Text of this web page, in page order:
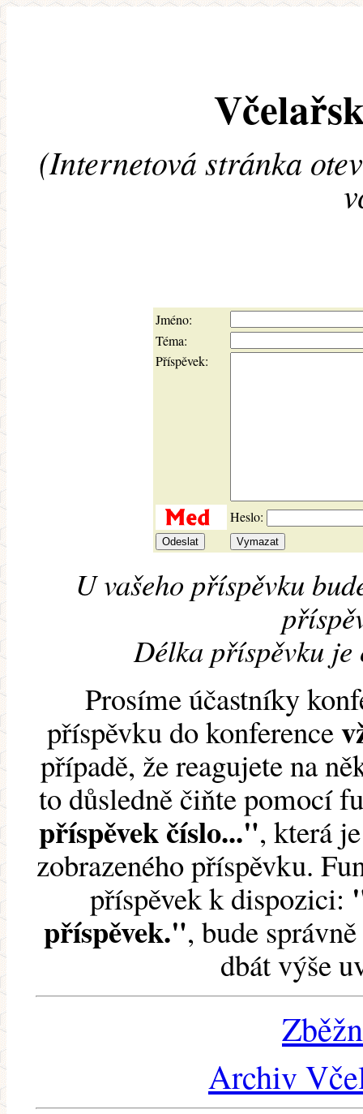
(Internetová stránka
Jméno:
Téma:
Příspěvek:
Heslo:
U vašeho příspěvku
Délka příspěvku je
Prosíme účastníky
příspěvku do konference
případě, že reagujete na
to důsledně čiňte pomocí
příspěvek číslo...", která
zobrazeného příspěvku.
příspěvek k dispozici:
příspěvek.", bude
dbát výše
Archiv